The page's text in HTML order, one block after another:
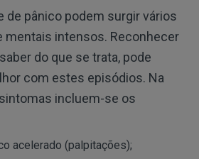
de pânico podem surgir vários
intensos. Reconhecer
do que se trata, pode
com estes episódios. Na
incluem-se os
acelerado (palpitações);